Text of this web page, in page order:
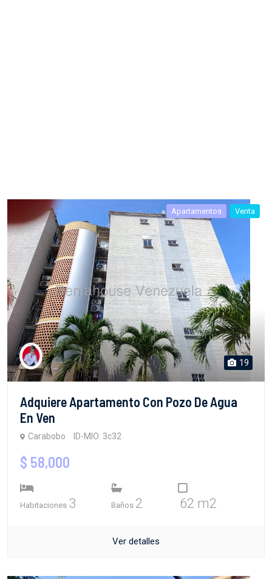
Apartamentos Venta
19
Adquiere Apartamento Con Pozo De Agua
En Ven
Carabobo ID-MIO: 3c32
$ 58,000
Habitaciones 3 Baños 2 62 m2
Ver detalles